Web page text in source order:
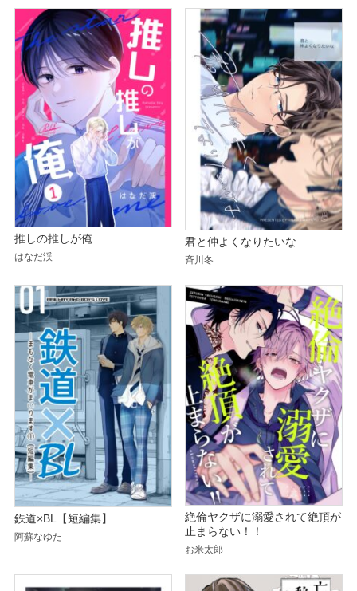
推しの推しが俺
はなだ渓
君と仲よくなりたいな
斉川冬
鉄道×BL【短編集】
阿蘇なゆた
絶倫ヤクザに溺愛されて絶頂が
止まらない！！
お米太郎